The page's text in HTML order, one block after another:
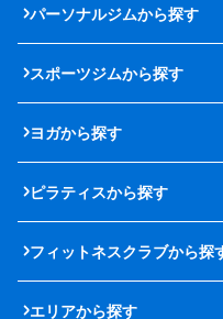
パーソナルジムから探す
スポーツジムから探す
ヨガから探す
ピラティスから探す
フィットネスクラブから探
エリアから探す